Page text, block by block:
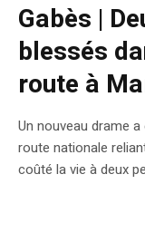
Gabès |
blessés
route à
Un nouveau drame
route nationale
coûté la vie à deux